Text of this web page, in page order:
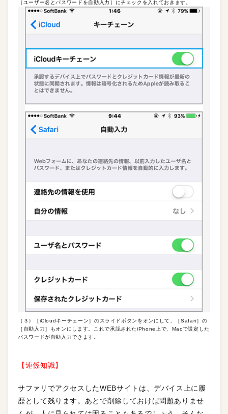
［ユーザー名とパスワードを自動入力］にチェックを入れておきます。
（３）［iCloudキーチェーン］のスライドボタンをオンにして、［Safari］の
［自動入力］もオンにします。これで承認されたiPhone上で、Macで設定した
パスワードが自動入力できます。
【連係知識】
サファリでアクセスしたWEBサイトは、デバイス上に履
歴として残ります。あとで削除しておけば問題ありませ